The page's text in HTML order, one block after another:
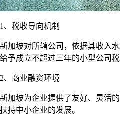
1、税收导向机制
新加坡对所辖公司，依据其收入
给予成立不超过三年的小型公司
2、商业融资环境
新加坡为企业提供了友好、灵活
扶持中小企业的发展。